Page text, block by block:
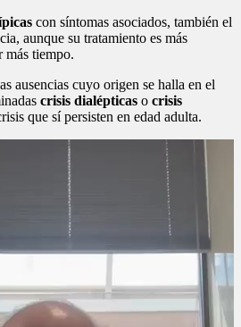
con síntomas asociados, también el
aunque su tratamiento es más
más tiempo.
ausencias cuyo origen se halla en el
crisis dialépticas o crisis
que sí persisten en edad adulta.